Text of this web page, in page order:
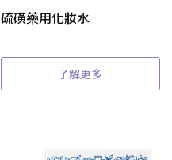
硫磺藥用化妝水
了解更多